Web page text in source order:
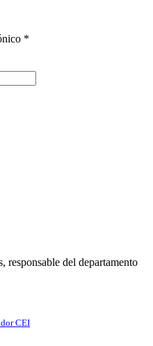
*
responsable del departamento
CEI